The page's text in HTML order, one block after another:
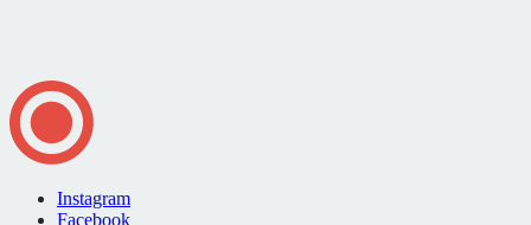
Instagram
Facebook